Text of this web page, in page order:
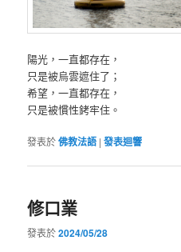
陽光，一直都存在，
只是被烏雲遮住了；
希望，一直都存在，
只是被慣性銬牢住。
發表於佛教法語 |發表迴響
修口業
發表於2024/05/28